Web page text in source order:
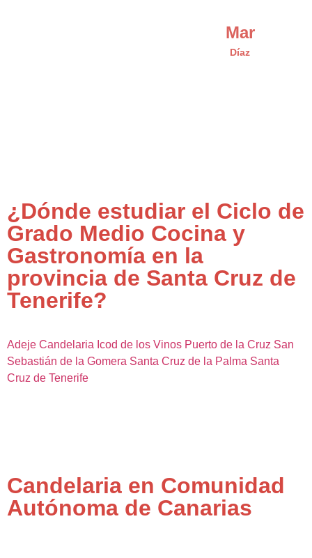
Mar
Díaz
¿Dónde estudiar el Ciclo de
Grado Medio Cocina y
Gastronomía en la
provincia de Santa Cruz de
Tenerife?
Adeje Candelaria Icod de los Vinos Puerto de la Cruz San
Sebastián de la Gomera Santa Cruz de la Palma Santa
Cruz de Tenerife
Candelaria en Comunidad
Autónoma de Canarias